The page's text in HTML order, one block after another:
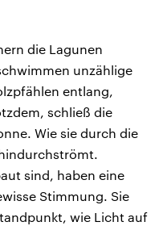
die Lagunen
unzählige
entlang,
schließ die
Wie sie durch die
sind, haben eine
Stimmung. Sie
wie Licht auf